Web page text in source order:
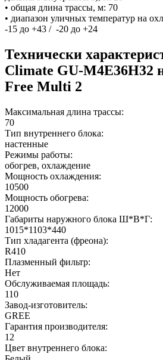
• общая длина трассы, м: 70
• диапазон уличных температур на
-15 до +43 / -20 до +24
Технически
Climate GU-M4E36H32
Free Multi 2
Максимальная длина трассы:
70
Тип внутреннего блока:
настенные
Режимы работы:
обогрев, охлаждение
Мощность охлаждения:
10500
Мощность обогрева:
12000
Габариты наружного блока Ш*В*Г:
1015*1103*440
Тип хладагента (фреона):
R410
Плазменный фильтр:
Нет
Обслуживаемая площадь:
110
Завод-изготовитель:
GREE
Гарантия производителя:
12
Цвет внутреннего блока: